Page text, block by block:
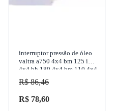
interruptor pressão de óleo
valtra a750 4x4 bm 125 i
4x4 bh 180 4x4 bm 110 4x4
785c 4x4 1950-2017 3-rho -
3392
R$ 86,46
R$ 78,60